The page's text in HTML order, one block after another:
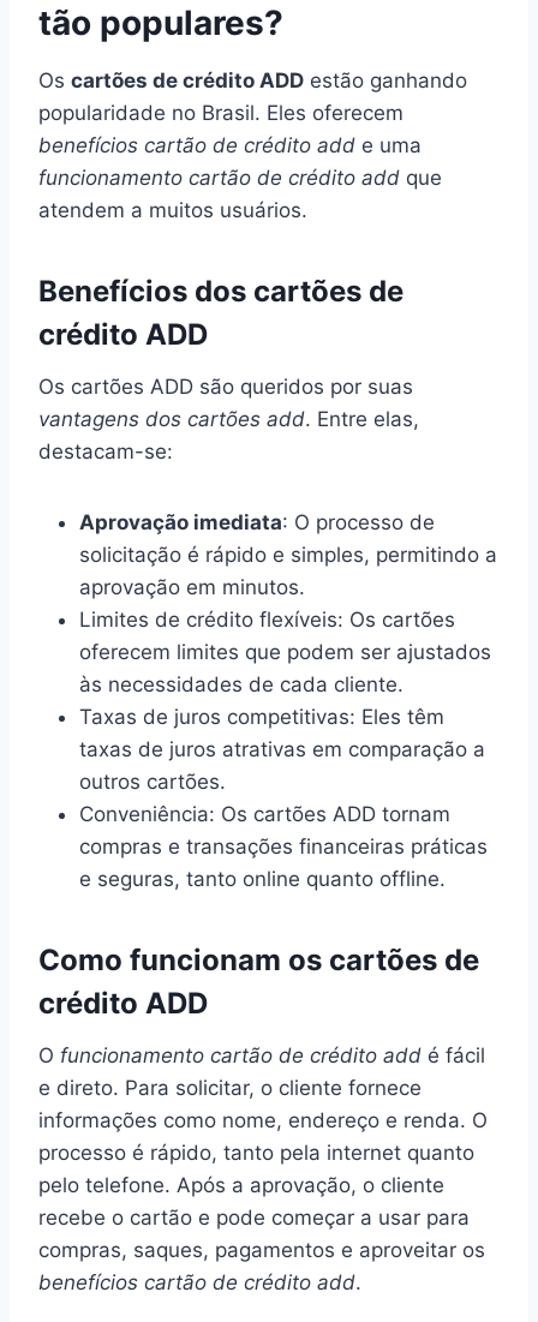
tão populares?
Os cartões de crédito ADD estão ganhando
popularidade no Brasil. Eles oferecem
benefícios cartão de crédito add e uma
funcionamento cartão de crédito add que
atendem a muitos usuários.
Benefícios dos cartões de
crédito ADD
Os cartões ADD são queridos por suas
vantagens dos cartões add. Entre elas,
destacam-se:
Aprovação imediata: O processo de
solicitação é rápido e simples, permitindo a
aprovação em minutos.
Limites de crédito flexíveis: Os cartões
oferecem limites que podem ser ajustados
às necessidades de cada cliente.
Taxas de juros competitivas: Eles têm
taxas de juros atrativas em comparação a
outros cartões.
Conveniência: Os cartões ADD tornam
compras e transações financeiras práticas
e seguras, tanto online quanto offline.
Como funcionam os cartões de
crédito ADD
O funcionamento cartão de crédito add é fácil
e direto. Para solicitar, o cliente fornece
informações como nome, endereço e renda. O
processo é rápido, tanto pela internet quanto
pelo telefone. Após a aprovação, o cliente
recebe o cartão e pode começar a usar para
compras, saques, pagamentos e aproveitar os
benefícios cartão de crédito add.